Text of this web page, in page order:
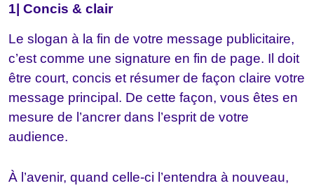
1| Concis & clair
Le slogan à la fin de votre message publicitaire,
c’est comme une signature en fin de page. Il doit
être court, concis et résumer de façon claire votre
message principal. De cette façon, vous êtes en
mesure de l’ancrer dans l’esprit de votre
audience.
À l’avenir, quand celle-ci l’entendra à nouveau,